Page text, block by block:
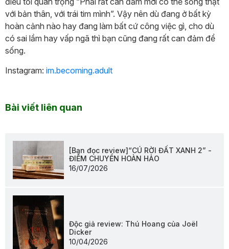
với bản thân, với trái tim mình”. Vậy nên dù đang ở bất kỳ
hoàn cảnh nào hay đang làm bất cứ công việc gì, cho dù
có sai lầm hay vấp ngã thì bạn cũng đang rất can đảm để
sống.
Instagram: im.becoming.adult
Bài viết liên quan
[Bạn đọc review]“CÚ RỜI ĐẤT XANH 2” -
ĐIỂM CHUYỂN HOÀN HẢO
16/07/2026
Độc giả review: Thú Hoang của Joël
Dicker
10/04/2026